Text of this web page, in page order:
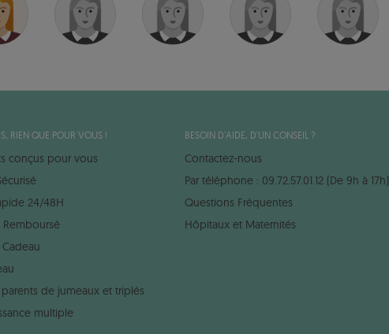
RIEN QUE POUR VOUS !
conçus pour vous
24/48H
Remboursé
de jumeaux et triplés
multiple
BESOIN D'AIDE, D'UN CONSEIL ?
Contactez-nous
Par téléphone : 09.72.57.01.12 (De 9h à 17h)
Questions Fréquentes
Hôpitaux et Maternités